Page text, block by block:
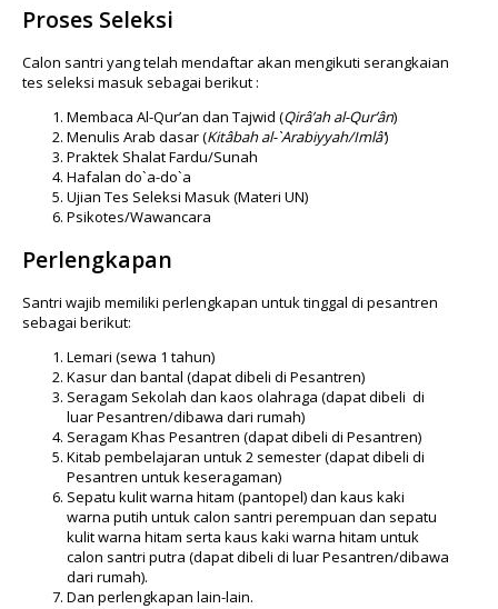
Proses Seleksi
Calon santri yang telah mendaftar akan mengikuti serangkaian
tes seleksi masuk sebagai berikut :
Membaca Al-Qur’an dan Tajwid (Qirâ’ah al-Qur’ân)
Menulis Arab dasar (Kitâbah al-`Arabiyyah/Imlâ’)
Praktek Shalat Fardu/Sunah
Hafalan do`a-do`a
Ujian Tes Seleksi Masuk (Materi UN)
Psikotes/Wawancara
Perlengkapan
Santri wajib memiliki perlengkapan untuk tinggal di pesantren
sebagai berikut:
Lemari (sewa 1 tahun)
Kasur dan bantal (dapat dibeli di Pesantren)
Seragam Sekolah dan kaos olahraga (dapat dibeli di
luar Pesantren/dibawa dari rumah)
Seragam Khas Pesantren (dapat dibeli di Pesantren)
Kitab pembelajaran untuk 2 semester (dapat dibeli di
Pesantren untuk keseragaman)
Sepatu kulit warna hitam (pantopel) dan kaus kaki
warna putih untuk calon santri perempuan dan sepatu
kulit warna hitam serta kaus kaki warna hitam untuk
calon santri putra (dapat dibeli di luar Pesantren/dibawa
dari rumah).
Dan perlengkapan lain-lain.